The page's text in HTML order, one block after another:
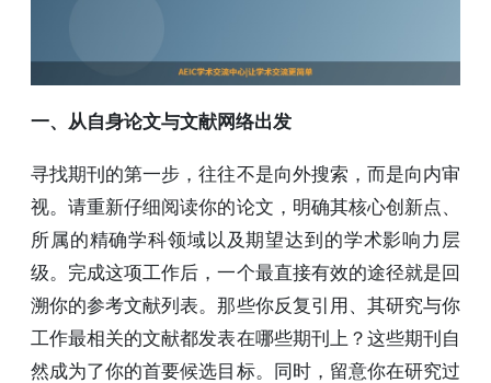
一、从自身论文与文献网络出发
寻找期刊的第一步，往往不是向外搜索，而是向内审
视。请重新仔细阅读你的论文，明确其核心创新点、
所属的精确学科领域以及期望达到的学术影响力层
级。完成这项工作后，一个最直接有效的途径就是回
溯你的参考文献列表。那些你反复引用、其研究与你
工作最相关的文献都发表在哪些期刊上？这些期刊自
然成为了你的首要候选目标。同时，留意你在研究过